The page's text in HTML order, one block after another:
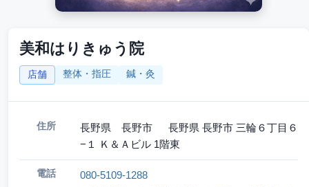
美和はりきゅう院
店舗 整体・指圧 鍼・灸
住所
長野県 長野市 長野県 長野市 三輪６丁目６
−１ Ｋ＆Ａビル 1階東
電話 080-5109-1288